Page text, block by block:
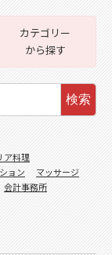
カテゴリー
から探す
検索
ア料理
ョン
マッサージ
会計事務所